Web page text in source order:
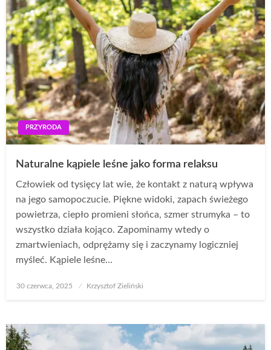
PRZYRODA
Naturalne kąpiele leśne jako forma relaksu
Człowiek od tysięcy lat wie, że kontakt z naturą wpływa
na jego samopoczucie. Piękne widoki, zapach świeżego
powietrza, ciepło promieni słońca, szmer strumyka – to
wszystko działa kojąco. Zapominamy wtedy o
zmartwieniach, odprężamy się i zaczynamy logiczniej
myśleć. Kąpiele leśne…
Opublikowane
30 czerwca, 2025 Krzysztof Zieliński